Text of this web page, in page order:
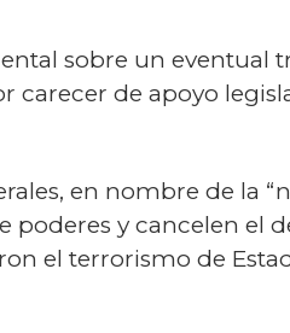
sobre un eventual
de apoyo
en nombre de la
y cancelen el
el terrorismo de